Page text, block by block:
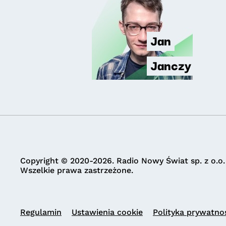
Jan
Janczy
Copyright © 2020-2026. Radio Nowy Świat sp. z o.o.
Wszelkie prawa zastrzeżone.
Regulamin Ustawienia cookie Polityka